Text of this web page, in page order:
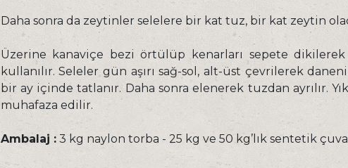
Daha sonra da zeytinler selelere bir kat tuz, bir kat zeytin
Üzerine kanaviçe bezi örtülüp kenarları sepete
kullanılır. Seleler gün aşırı sağ-sol, alt-üst çevrilerek
bir ay içinde tatlanır. Daha sonra elenerek tuzdan ayrılır.
muhafaza edilir.
Ambalaj :3 kg naylon torba - 25 kg ve 50 kg’lık sentetik